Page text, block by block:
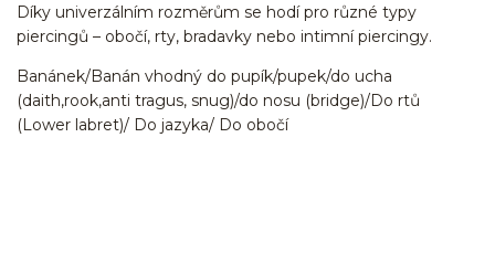
Díky univerzálním rozměrům se hodí pro různé typy
piercingů – obočí, rty, bradavky nebo intimní piercingy.
Banánek/Banán vhodný do pupík/pupek/do ucha
(daith,rook,anti tragus, snug)/do nosu (bridge)/Do rtů
(Lower labret)/ Do jazyka/ Do obočí